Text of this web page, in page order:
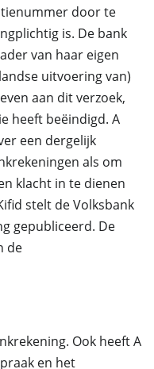
door te
is. De bank
van haar eigen
uitvoering van)
aan dit verzoek,
heeft beëindigd. A
een dergelijk
als om
klacht in te dienen
stelt de Volksbank
gepubliceerd. De
de
Ook heeft A
en het